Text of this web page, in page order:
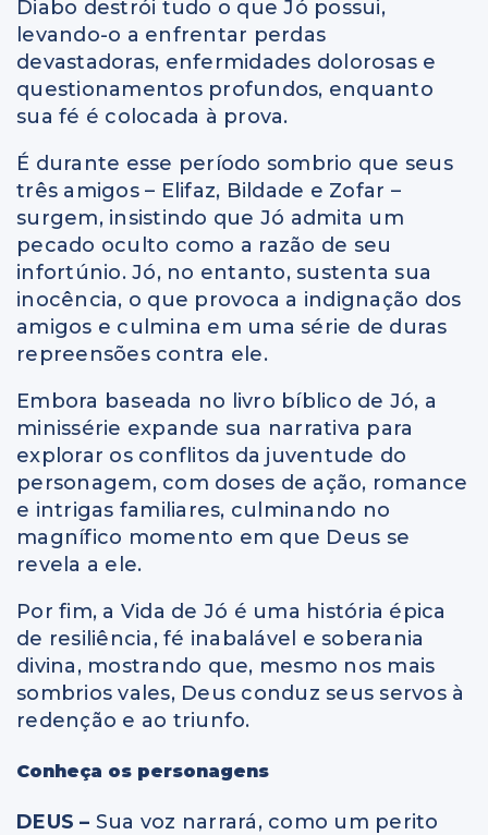
Diabo destrói tudo o que Jó possui,
levando-o a enfrentar perdas
devastadoras, enfermidades dolorosas e
questionamentos profundos, enquanto
sua fé é colocada à prova.
É durante esse período sombrio que seus
três amigos – Elifaz, Bildade e Zofar –
surgem, insistindo que Jó admita um
pecado oculto como a razão de seu
infortúnio. Jó, no entanto, sustenta sua
inocência, o que provoca a indignação dos
amigos e culmina em uma série de duras
repreensões contra ele.
Embora baseada no livro bíblico de Jó, a
minissérie expande sua narrativa para
explorar os conflitos da juventude do
personagem, com doses de ação, romance
e intrigas familiares, culminando no
magnífico momento em que Deus se
revela a ele.
Por fim, a Vida de Jó é uma história épica
de resiliência, fé inabalável e soberania
divina, mostrando que, mesmo nos mais
sombrios vales, Deus conduz seus servos à
redenção e ao triunfo.
Conheça os personagens
DEUS – Sua voz narrará, como um perito